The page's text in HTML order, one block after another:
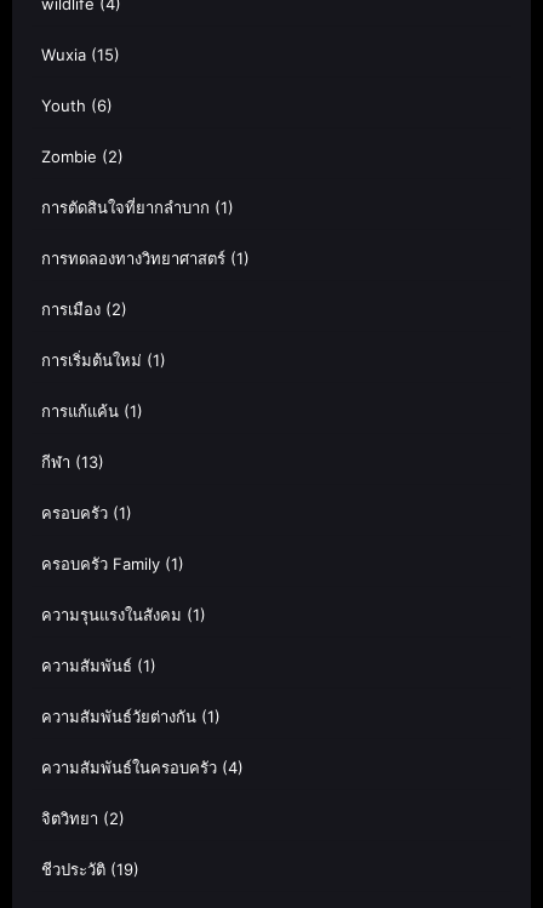
Wuxia (15)
Youth (6)
Zombie (2)
การตัดสินใจที่ยากลำบาก (1)
การทดลองทางวิทยาศาสตร์ (1)
การเมือง (2)
การเริ่มต้นใหม่ (1)
การแก้แค้น (1)
กีฬา (13)
ครอบครัว (1)
ครอบครัว Family (1)
ความรุนแรงในสังคม (1)
ความสัมพันธ์ (1)
ความสัมพันธ์วัยต่างกัน (1)
ความสัมพันธ์ในครอบครัว (4)
จิตวิทยา (2)
ชีวประวัติ (19)